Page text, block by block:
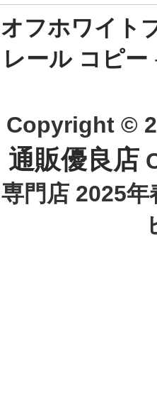
オフホワイト
レール コピー
Copyright ©
通販優良店
専門店 2025